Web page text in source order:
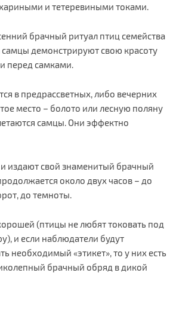
и тетеревиными токами.
брачный ритуал птиц семейства
самцы демонстрируют свою красоту
перед самками.
в предрассветных, либо вечерних
место – болото или лесную поляну
самцы. Они эффектно
издают свой знаменитый брачный
около двух часов – до
до темноты.
(птицы не любят токовать под
и если наблюдатели будут
необходимый «этикет», то у них есть
брачный обряд в дикой